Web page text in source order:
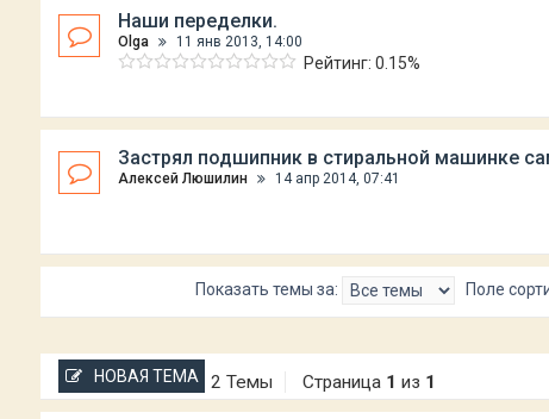
Наши переделки.
Olga 11 янв 2013, 14:00
Рейтинг: 0.15%
Застрял подшипник в стиральной машинке
Алексей Люшилин 14 апр 2014, 07:41
Показать темы за: Поле
НОВАЯ ТЕМА 2 Темы Страница 1 из 1